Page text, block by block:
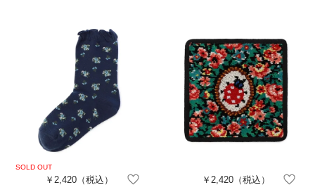
￥2,420 （税込） ￥2,420（税込）